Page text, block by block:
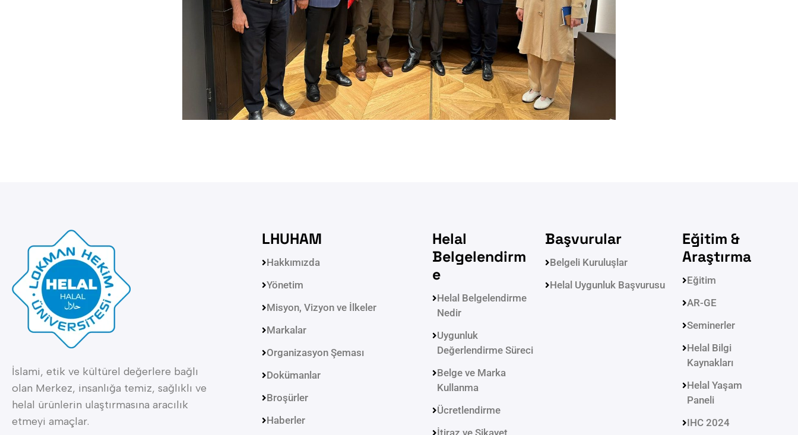
İslami, etik ve kültürel değerlere bağlı
olan Merkez, insanlığa temiz, sağlıklı ve
helal ürünlerin ulaştırmasına aracılık
etmeyi amaçlar.
LHUHAM
Hakkımızda
Yönetim
Misyon, Vizyon ve İlkeler
Markalar
Organizasyon Şeması
Dokümanlar
Broşürler
Haberler
Helal
Belgelendirm
e
Helal Belgelendirme
Nedir
Uygunluk
Değerlendirme Süreci
Belge ve Marka
Kullanma
Ücretlendirme
Başvurular
Belgeli Kuruluşlar
Helal Uygunluk Başvurusu
Eğitim &
Araştırma
Eğitim
AR-GE
Seminerler
Helal Bilgi
Kaynakları
Helal Yaşam
Paneli
IHC 2024